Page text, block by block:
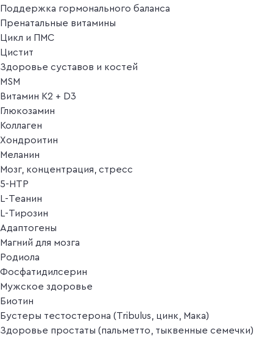
Поддержка гормонального баланса
Пренатальные витамины
Цикл и ПМС
Цистит
Здоровье суставов и костей
MSM
Витамин K2 + D3
Глюкозамин
Коллаген
Хондроитин
Меланин
Мозг, концентрация, стресс
5-HTP
L-Теанин
L-Тирозин
Адаптогены
Магний для мозга
Родиола
Фосфатидилсерин
Мужское здоровье
Биотин
Бустеры тестостерона (Tribulus, цинк, Мака)
Здоровье простаты (пальметто, тыквенные семечки)